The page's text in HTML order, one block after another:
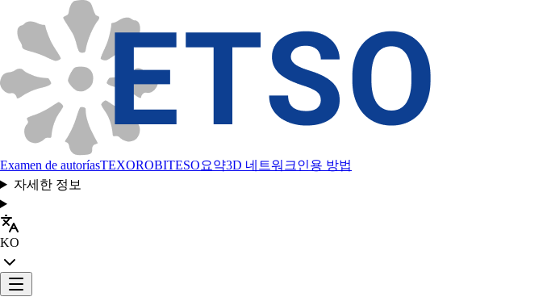
Examen de autoríasTEXOROBITESO요약3D 네트워크인용 방법
자세한 정보
KO